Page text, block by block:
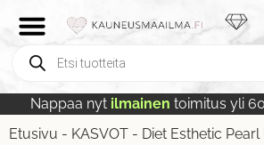
Nappaa nyt ilmainen toimitus yli
Etusivu - KASVOT - Diet Esthetic